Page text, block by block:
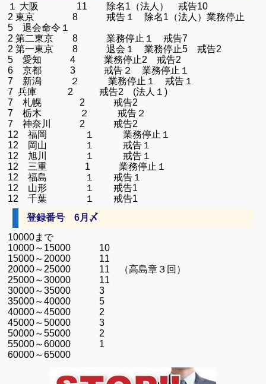
１ 大阪 11 除名1（法人） 戒告10
2 東京 8 戒告１ 除名1（法人）業務停止
5 退会命令１
2 第二東京 8 業務停止１ 戒告7
2 第一東京 8 退会１ 業務停止5 戒告2
5 愛知 4 業務停止2 戒告2
6 京都 3 戒告２ 業務停止１
7 新潟 ２ 業務停止１ 戒告１
7 兵庫 2 戒告2 (法人１)
7 札幌 2 戒告2
7 栃木 ２ 戒告２
7 神奈川 2 戒告2
12 福岡 １ 業務停止１
12 岡山 １ 戒告１
12 旭川 １ 戒告１
12 三重 1 業務停止１
12 福島 １ 戒告１
12 山形 １ 戒告1
12千葉 １ 戒告1
登録番号 6月〆
10000まで
10000～15000 10
15000～20000 11
20000～25000 11 （高島章３回）
25000～30000 11
30000～35000 3
35000～40000 5
40000～45000 2
45000～50000 3
50000～55000 2
55000～60000 1
60000～65000